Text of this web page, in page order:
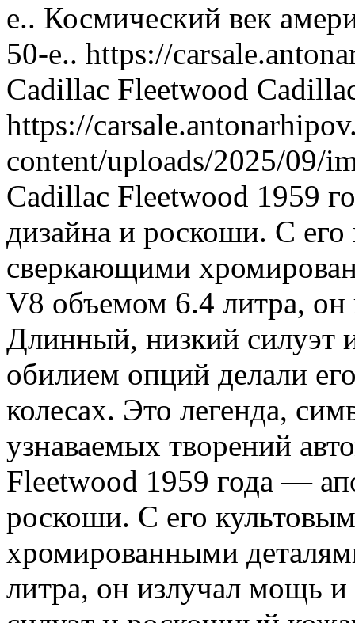
е.. Космический век
50-е.. https://
Cadillac Fleetwood
https://
content/uploads/2025/09/
Cadillac Fleetwood 1959
дизайна и роскоши. С
сверкающими
V8 объемом 6.4 литра, он
Длинный, низкий силуэт
обилием опций делали
колесах. Это легенда,
узнаваемых творений
Fleetwood 1959 года —
роскоши. С его
хромированными
литра, он излучал мощь